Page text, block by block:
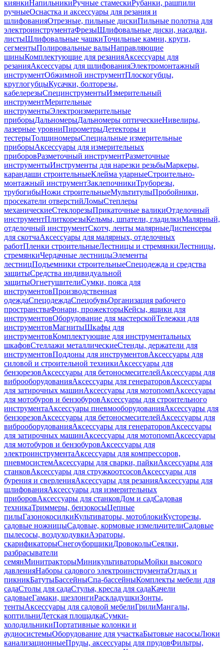
киянкиНапильникиРучные стамескиРубанки, рашпили
ручныеОснастка и аксессуары для резания и
шлифованияОтрезные, пильные дискиПильные полотна для
электроинструментаФрезыШлифовальные диски, насадки,
листыШлифовальные чашкиТочильные камни, круги,
сегментыПолировальные валыНаправляющие
шиныКомплектующие для резанияАксессуары для
резанияАксессуары для шлифованияЭлектромонтажный
инструментОбжимной инструментПлоскогубцы,
круглогубцыКусачки, болторезы,
кабелерезыСпецинструментыИзмерительный
инструментМерительные
инструментыЭлектроизмерительные
приборыДальномерыДальномеры оптическиеНивелиры,
лазерные уровниПирометрыДетекторы и
тестерыТолщиномерыСпециальные измерительные
приборыАксессуары для измерительных
приборовРазметочный инструментРазметочные
инструментыИнструменты для нарезки резьбыМаркеры,
карандаши строительныеКлейма ударныеСтроительно-
монтажный инструментЗаклепочникиТруборезы,
трубогибыНожи строительныеМультитулыПробойники,
просекатели отверстийЛомыСтеплеры
механическиеСтеклорезыПрикаточные валикиОтделочный
инструментПлиткорезыКельмы, шпатели, гладилкиМалярный,
отделочный инструментСкотч, ленты малярныеДиспенсеры
для скотчаАксессуары для малярных, отделочных
работПленки строительныеЛестницы и стремянкиЛестницы,
стремянкиЧердачные лестницыЭлементы
лестницПодъемники строительныеСпецодежда и средства
защитыСредства индивидуальной
защитыОгнетушителиСумки, пояса для
инструментовПроизводственная
одеждаСпецодеждаСпецобувьОрганизация рабочего
пространстваФонари, прожекторыКейсы, ящики для
инструментовОборудование для мастерскойТележки для
инструментовМагнитыШкафы для
инструментовКомплектующие для инструментальных
шкафовСтеллажи металлическиеСтенды, держатели для
инструментовПоддоны для инструментовАксессуары для
силовой и строительной техникиАксессуары для
бензорезовАксессуары для бетоносмесителейАксессуары для
виброоборудованияАксессуары для генераторовАксессуары
для затирочных машинАксессуары для мотопомпАксессуары
для мотобуров и бензобуровАксессуары для строительного
инструментаАксессуары пневмооборудованияАксессуары для
бензорезовАксессуары для бетоносмесителейАксессуары для
виброоборудованияАксессуары для генераторовАксессуары
для затирочных машинАксессуары для мотопомпАксессуары
для мотобуров и бензобуровАксессуары для
электроинструментаАксессуары для компрессоров,
пневмосистемАксессуары для сварки, пайкиАксессуары для
станковАксессуары для стружкоотсосовАксессуары для
бурения и сверленияАксессуары для резанияАксессуары для
шлифованияАксессуары для измерительных
приборовАксессуары для станковДом и садСадовая
техникаТриммеры, бензокосыЦепные
пилыГазонокосилкиКультиваторы, мотоблокиКусторезы,
садовые ножницыСадовые, кормовые измельчителиСадовые
пылесосы, воздуходувкиАэраторы,
скарификаторыСнегоуборщикиДровоколыСеялки,
разбрасыватели
семянМинитракторыМиникультиваторыМойки высокого
давленияНаборы садового электроинструментаОтдых и
пикникБатутыБассейныСпа-бассейныКомплекты мебели для
садаСтолы для садаСтулья, кресла для садаКачели
садовыеГамаки, шезлонгиРаскладушкиЗонты,
тентыАксессуары для садовой мебелиГрилиМангалы,
коптильниДетская площадкаСумки-
холодильникиПортативные колонки и
аудиосистемыОборудование для участкаБытовые насосыЛюки
канализационныеПруды, аксессуары для прудовФильтры,